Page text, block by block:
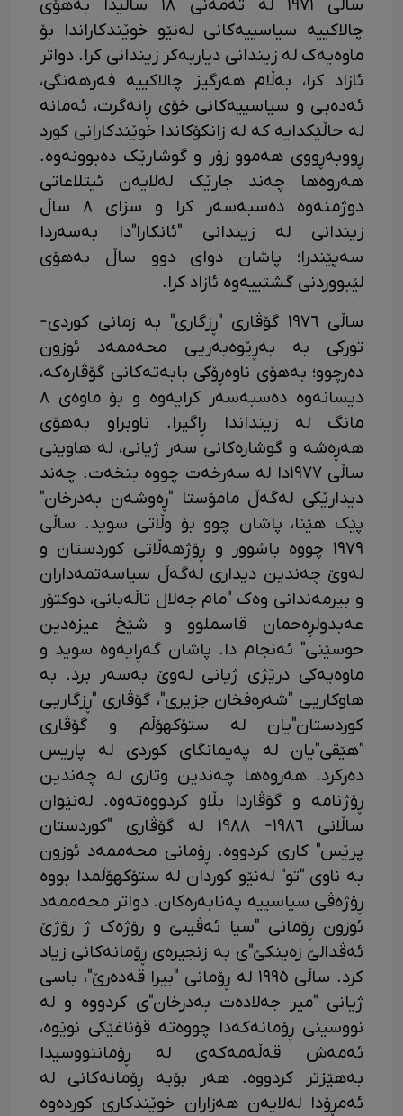
ساڵی ١٩٧١ لە تەمەنی ١٨ ساڵیدا بەهۆی
چالاکییە سیاسییەکانی لەنێو خوێندکاراندا بۆ
ماوەیەک لە زیندانی دیاربەکر زیندانی کرا. دواتر
ئازاد کرا، بەڵام هەرگیز چالاکییە فەرهەنگی،
ئەدەبی و سیاسییەکانی خۆی ڕانەگرت، ئەمانە
لە حاڵێکدایە کە لە زانکۆکاندا خوێندکارانی کورد
ڕووبەڕووی هەموو زۆر و گوشارێک دەبوونەوە.
هەروەها چەند جارێک لەلایەن ئیتلاعاتی
دوژمنەوە دەسبەسەر کرا و سزای ٨ ساڵ
زیندانی لە زیندانی "ئانکارا"دا بەسەردا
سەپێندرا؛ پاشان دوای دوو ساڵ بەهۆی
لێبووردنی گشتییەوە ئازاد کرا.
ساڵی ١٩٧٦ گۆڤاری "ڕزگاری" بە زمانی کوردی-
تورکی بە بەڕێوەبەریی محەممەد ئوزون
دەرچوو؛ بەهۆی ناوەڕۆکی بابەتەکانی گۆڤارەکە،
دیسانەوە دەسبەسەر کرایەوە و بۆ ماوەی ٨
مانگ لە زینداندا ڕاگیرا. ناوبراو بەهۆی
هەڕەشە و گوشارەکانی سەر ژیانی، لە هاوینی
ساڵی ١٩٧٧دا لە سەرخەت چووە بنخەت. چەند
دیدارێکی لەگەڵ مامۆستا "ڕەوشەن بەدرخان"
پێک هێنا، پاشان چوو بۆ وڵاتی سوید. ساڵی
١٩٧٩ چووە باشوور و ڕۆژهەڵاتی کوردستان و
لەوێ چەندین دیداری لەگەڵ سیاسەتمەداران
و بیرمەندانی وەک "مام جەلال تاڵەبانی، دوکتۆر
عەبدولڕەحمان قاسملوو و شێخ عیزەدین
حوسێنی" ئەنجام دا. پاشان گەڕایەوە سوید و
ماوەیەکی درێژی ژیانی لەوێ بەسەر برد. بە
هاوکاریی "شەرەفخان جزیری"، گۆڤاری "ڕزگاریی
کوردستان"یان لە ستۆکهۆڵم و گۆڤاری
"هێڤی"یان لە پەیمانگای کوردی لە پاریس
دەرکرد. هەروەها چەندین وتاری لە چەندین
ڕۆژنامە و گۆڤاردا بڵاو کردووەتەوە. لەنێوان
ساڵانی ١٩٨٦- ١٩٨٨ لە گۆڤاری "کوردستان
پرێس" کاری کردووە. ڕۆمانی محەممەد ئوزون
بە ناوی "تو" لەنێو کوردان لە ستۆکهۆڵمدا بووە
ڕۆژەڤی سیاسییە پەنابەرەکان. دواتر محەممەد
ئوزون ڕۆمانی "سیا ئەڤینێ و رۆژەک ژ رۆژێ
ئەڤدالێ زەینکێ"ی بە زنجیرەی ڕۆمانەکانی زیاد
کرد. ساڵی ١٩٩٥ لە ڕۆمانی "بیرا قەدەرێ"، باسی
ژیانی "میر جەلادەت بەدرخان"ی کردووە و لە
نووسینی ڕۆمانەکەدا چووەتە قۆناغێکی نوێوە،
ئەمەش قەڵەمەکەی لە ڕۆماننووسیدا
بەهێزتر کردووە. هەر بۆیە ڕۆمانەکانی لە
ئەمڕۆدا لەلایەن هەزاران خوێندکاری کوردەوە